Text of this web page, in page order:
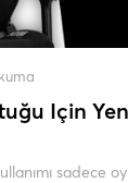
İçin
sadece